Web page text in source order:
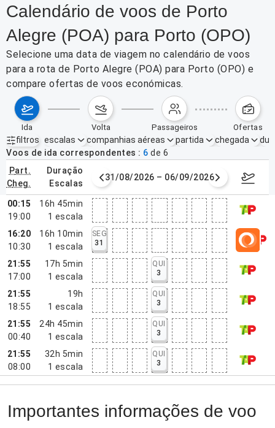
Calendário de voos de Porto
Alegre (POA) para Porto (OPO)
Selecione uma data de viagem no calendário de voos
para a rota de Porto Alegre (POA) para Porto (OPO) e
compare ofertas de voos económicas.
ida volta passageiros ofertas
filtros
Filtros ativos nenhum
escalas companhias aéreas partida chegada
Voos de ida correspondentes
6 de 6
part.
cheg.
duração
escalas
agosto de 2026 31/08/2026 – 06/09/2026 7–13
00:15
19:00
16h 45min
1 escala
16:20
10:30
16h 10min
1 escala
SEG
31
21:55
17:00
17h 5min
1 escala
QUI
3
21:55
18:55
19h
1 escala
QUI
3
21:55
00:40
24h 45min
1 escala
QUI
3
21:55
08:00
32h 5min
1 escala
QUI
3
Importantes informações de voo